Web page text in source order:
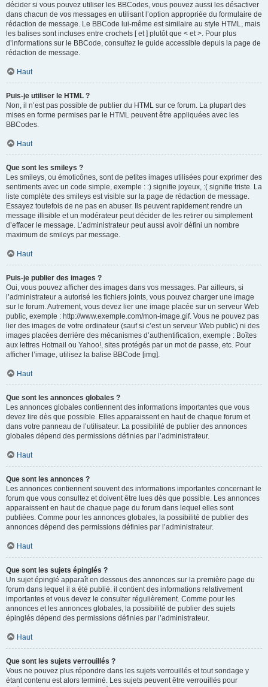
décider si vous pouvez utiliser les BBCodes, vous pouvez aussi les désactiver
dans chacun de vos messages en utilisant l’option appropriée du formulaire de
rédaction de message. Le BBCode lui-même est similaire au style HTML, mais
les balises sont incluses entre crochets [ et ] plutôt que < et >. Pour plus
d’informations sur le BBCode, consultez le guide accessible depuis la page de
rédaction de message.
Haut
Puis-je utiliser le HTML ?
Non, il n’est pas possible de publier du HTML sur ce forum. La plupart des
mises en forme permises par le HTML peuvent être appliquées avec les
BBCodes.
Haut
Que sont les smileys ?
Les smileys, ou émoticônes, sont de petites images utilisées pour exprimer des
sentiments avec un code simple, exemple : :) signifie joyeux, :( signifie triste. La
liste complète des smileys est visible sur la page de rédaction de message.
Essayez toutefois de ne pas en abuser. Ils peuvent rapidement rendre un
message illisible et un modérateur peut décider de les retirer ou simplement
d’effacer le message. L’administrateur peut aussi avoir défini un nombre
maximum de smileys par message.
Haut
Puis-je publier des images ?
Oui, vous pouvez afficher des images dans vos messages. Par ailleurs, si
l’administrateur a autorisé les fichiers joints, vous pouvez charger une image
sur le forum. Autrement, vous devez lier une image placée sur un serveur Web
public, exemple : http://www.exemple.com/mon-image.gif. Vous ne pouvez pas
lier des images de votre ordinateur (sauf si c’est un serveur Web public) ni des
images placées derrière des mécanismes d’authentification, exemple : Boîtes
aux lettres Hotmail ou Yahoo!, sites protégés par un mot de passe, etc. Pour
afficher l’image, utilisez la balise BBCode [img].
Haut
Que sont les annonces globales ?
Les annonces globales contiennent des informations importantes que vous
devez lire dès que possible. Elles apparaissent en haut de chaque forum et
dans votre panneau de l’utilisateur. La possibilité de publier des annonces
globales dépend des permissions définies par l’administrateur.
Haut
Que sont les annonces ?
Les annonces contiennent souvent des informations importantes concernant le
forum que vous consultez et doivent être lues dès que possible. Les annonces
apparaissent en haut de chaque page du forum dans lequel elles sont
publiées. Comme pour les annonces globales, la possibilité de publier des
annonces dépend des permissions définies par l’administrateur.
Haut
Que sont les sujets épinglés ?
Un sujet épinglé apparaît en dessous des annonces sur la première page du
forum dans lequel il a été publié. il contient des informations relativement
importantes et vous devez le consulter régulièrement. Comme pour les
annonces et les annonces globales, la possibilité de publier des sujets
épinglés dépend des permissions définies par l’administrateur.
Haut
Que sont les sujets verrouillés ?
Vous ne pouvez plus répondre dans les sujets verrouillés et tout sondage y
étant contenu est alors terminé. Les sujets peuvent être verrouillés pour